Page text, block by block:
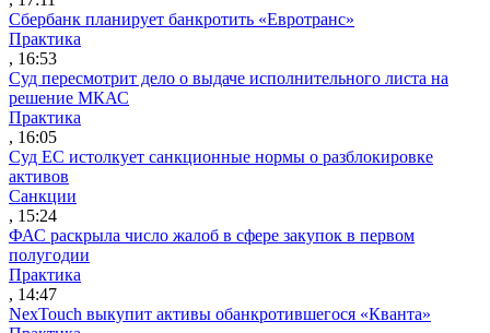
Сбербанк планирует банкротить «Евротранс»
Практика
, 16:53
Суд пересмотрит дело о выдаче исполнительного листа на
решение МКАС
Практика
, 16:05
Суд ЕС истолкует санкционные нормы о разблокировке
активов
Санкции
, 15:24
ФАС раскрыла число жалоб в сфере закупок в первом
полугодии
Практика
, 14:47
NexTouch выкупит активы обанкротившегося «Кванта»